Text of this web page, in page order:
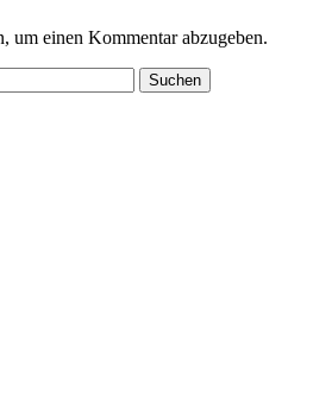
um einen Kommentar abzugeben.